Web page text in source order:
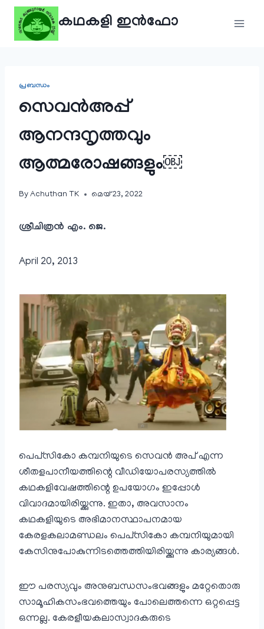
Skip
content
കഥകളി ഇൻഫോ
പ്രബന്ധം
സെവൻ‌അപ്പ്
ആനന്ദനൃത്തവും
ആത്മരോഷങ്ങളും￼
By Achuthan TK മെയ്‌ 23, 2022
ശ്രീചിത്രൻ എം. ജെ.
April 20, 2013
പെപ്‌സി‌കോ കമ്പനിയുടെ സെവൻ അപ് എന്ന
ശീതളപാനീയത്തിന്റെ വീഡിയോപരസ്യത്തിൽ
കഥകളിവേഷത്തിന്റെ ഉപയോഗം ഇപ്പോൾ
വിവാദമായിരിയ്ക്കുന്നു. ഇതാ, അവസാനം
കഥകളിയുടെ അഭിമാനസ്ഥാപനമായ
കേരളകലാമണ്ഡലം പെപ്‌സി‌കോ കമ്പനിയുമായി
കേസിനുപോകുന്നിടത്തെത്തിയിരിയ്ക്കുന്നു കാര്യങ്ങൾ.
ഈ പരസ്യവും അനുബന്ധസംഭവങ്ങളും മറ്റേതൊരു
സാമൂഹികസംഭവത്തെയും പോലെത്തന്നെ ഒറ്റപ്പെട്ട
ഒന്നല്ല. കേരളീയകലാസ്വാദകരുടെ